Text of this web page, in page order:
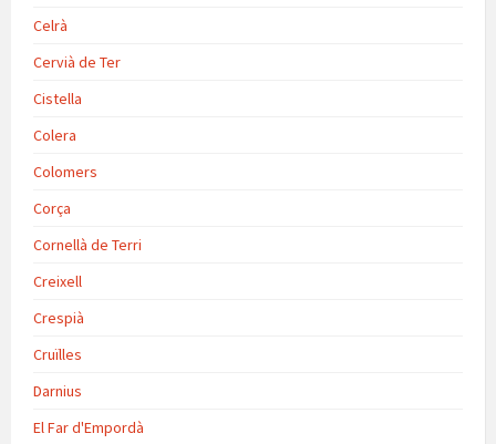
Celrà
Cervià de Ter
Cistella
Colera
Colomers
Corça
Cornellà de Terri
Creixell
Crespià
Cruïlles
Darnius
El Far d'Empordà